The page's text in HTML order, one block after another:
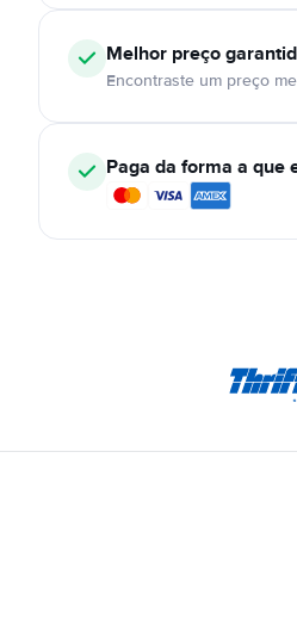
Melhor preço
Encontraste um preço
Paga da forma a que